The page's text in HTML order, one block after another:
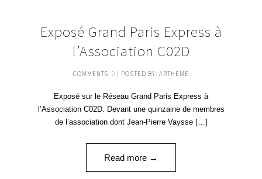
11
Exposé Grand Paris Express à
l’Association C02D
COMMENTS: 0 | POSTED BY: ARTHEME
Exposé sur le Réseau Grand Paris Express à
l’Association C02D. Devant une quinzaine de membres
de l’association dont Jean-Pierre Vaysse […]
Read more →